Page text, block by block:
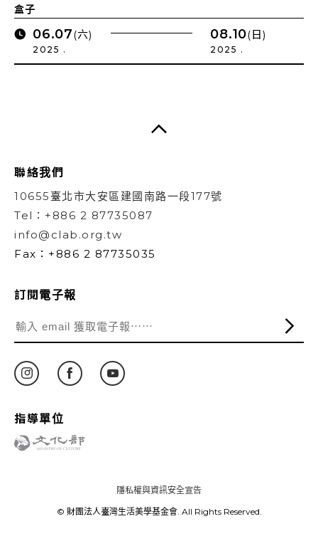
盒子
06.07(六)
2025 .
08.10(日)
2025 .
聯絡我們
10655臺北市大安區建國南路一段177號
Tel：+886 2 87735087
info@clab.org.tw
Fax：+886 2 87735035
訂閱電子報
指導單位
隱私權與資訊安全宣告
© 財團法人臺灣生活美學基金會. All Rights Reserved.